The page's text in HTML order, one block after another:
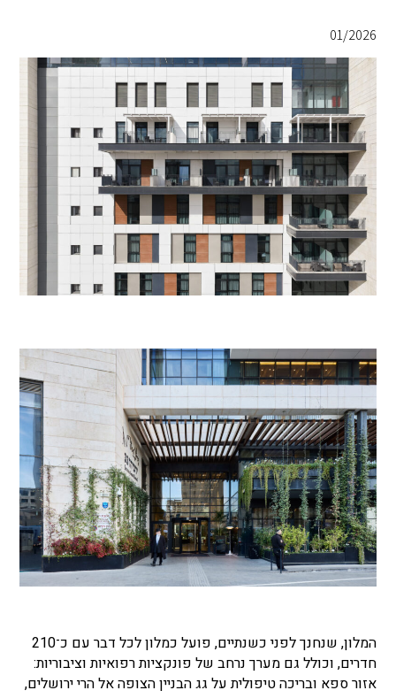
01/2026
המלון, שנחנך לפני כשנתיים, פועל כמלון לכל דבר עם כ־210
חדרים, וכולל גם מערך נרחב של פונקציות רפואיות וציבוריות:
אזור ספא ובריכה טיפולית על גג הבניין הצופה אל הרי ירושלים,